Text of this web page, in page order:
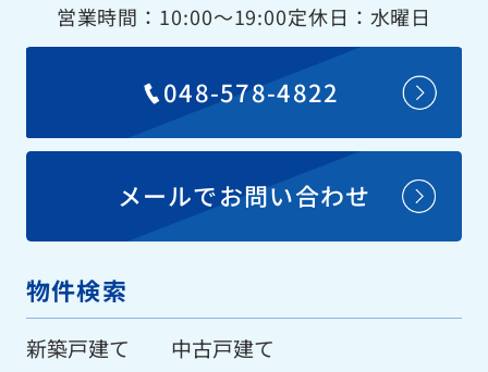
営業時間：10:00〜19:00定休日：水曜日
048-578-4822
メールでお問い合わせ
物件検索
新築戸建て
中古戸建て